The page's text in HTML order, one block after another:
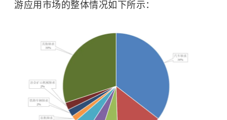
游应用市场的整体情况如下所示：